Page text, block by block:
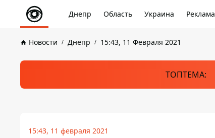
Днепр Область Украина Реклама
Новости Днепр 15:43, 11 Февраля 2021
ТОПТЕМА:
15:43, 11 февраля 2021